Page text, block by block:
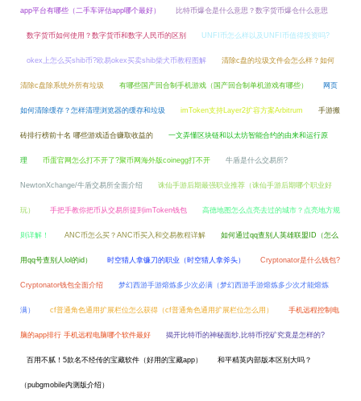
app平台有哪些（二手车评估app哪个最好） 比特币爆仓是什么意思？数字货币爆仓什么意思
数字货币如何使用？数字货币和数字人民币的区别 UNFI币怎么样以及UNFI币值得投资吗?
okex上怎么买shib币?欧易okex买卖shib柴犬币教程图解 清除c盘的垃圾文件会怎么样？如何
清除c盘除系统外所有垃圾 有哪些国产回合制手机游戏（国产回合制单机游戏有哪些） 网页
如何清除缓存？怎样清理浏览器的缓存和垃圾 imToken支持Layer2扩容方案Arbitrum 手游搬
砖排行榜前十名 哪些游戏适合赚取收益的 一文弄懂区块链和以太坊智能合约的由来和运行原
理 币蛋官网怎么打不开了?聚币网海外版coinegg打不开 牛盾是什么交易所?
NewtonXchange/牛盾交易所全面介绍 诛仙手游后期最强职业推荐（诛仙手游后期哪个职业好
玩） 手把手教你把币从交易所提到imToken钱包 高德地图怎么点亮去过的城市？点亮地方规
则详解！ ANC币怎么买？ANC币买入和交易教程详解 如何通过qq查别人英雄联盟ID（怎么
用qq号查别人lol的id） 时空猎人拿镰刀的职业（时空猎人拿斧头） Cryptonator是什么钱包?
Cryptonator钱包全面介绍 梦幻西游手游熔炼多少次必满（梦幻西游手游熔炼多少次才能熔炼
满） cf普通角色通用扩展栏位怎么获得（cf普通角色通用扩展栏位怎么用） 手机远程控制电
脑的app排行 手机远程电脑哪个软件最好 揭开比特币的神秘面纱,比特币挖矿究竟是怎样的?
百用不腻！5款名不经传的宝藏软件（好用的宝藏app） 和平精英内部版本区别大吗？
（pubgmobile内测版介绍）